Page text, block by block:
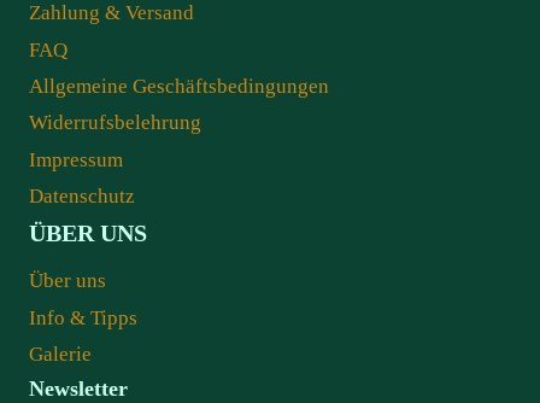
Zahlung & Versand
FAQ
Allgemeine Geschäftsbedingungen
Widerrufsbelehrung
Impressum
Datenschutz
ÜBER UNS
Über uns
Info & Tipps
Galerie
Newsletter